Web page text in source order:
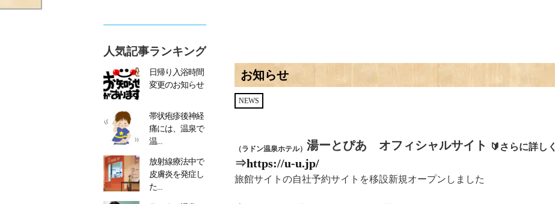
お知らせ
NEWS
（ラドン温泉ホテル） 湯ーとぴあ オフィシャルサイト 🔰 さらに詳しく
⇒https://u-u.jp/
旅館サイトの自社予約サイトを移設新規オープンしました
人気記事ランキング
日帰り入浴時間
変更のお知らせ
帯状疱疹後神経
痛には、温泉で
温...
放射線療法中で
皮膚炎を発症し
た...